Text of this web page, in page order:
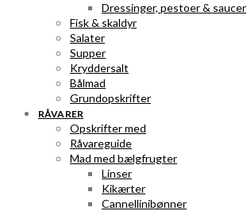
Dressinger, pestoer & saucer
Fisk & skaldyr
Salater
Supper
Kryddersalt
Bålmad
Grundopskrifter
RÅVARER
Opskrifter med
Råvareguide
Mad med bælgfrugter
Linser
Kikærter
Cannellinibønner